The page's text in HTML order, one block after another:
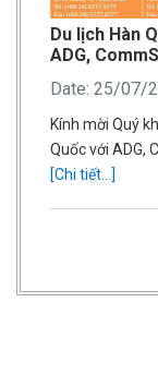
Du lịch Hàn
ADG,
Date: 25/07/
Kính mời Quý
Quốc với ADG,
[Chi tiết...]